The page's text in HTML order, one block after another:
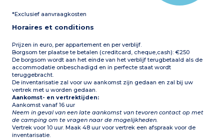
Aparte wc
tuinmeubilair (12 m²)
Max. capaciteit 6
personen
*Exclusief aanvraagkosten
Horaires et conditions
Prijzen in euro, per appartement en per verblijf.
Borgsom ter plaatse te betalen (creditcard, cheque,cash): €250
De borgsom wordt aan het einde van het verblijf terugbetaald als de
accommodatie onbeschadigd en in perfecte staat wordt
teruggebracht.
De inventarisatie zal voor uw aankomst zijn gedaan en zal bij uw
vertrek met u worden gedaan.
Aankomst- en vertrektijden:
Aankomst vanaf 16 uur
Neem in geval van een late aankomst van tevoren contact op met
de camping om te vragen naar de mogelijkheden.
Vertrek voor 10 uur. Maak 48 uur voor vertrek een afspraak voor de
inventarisatie.